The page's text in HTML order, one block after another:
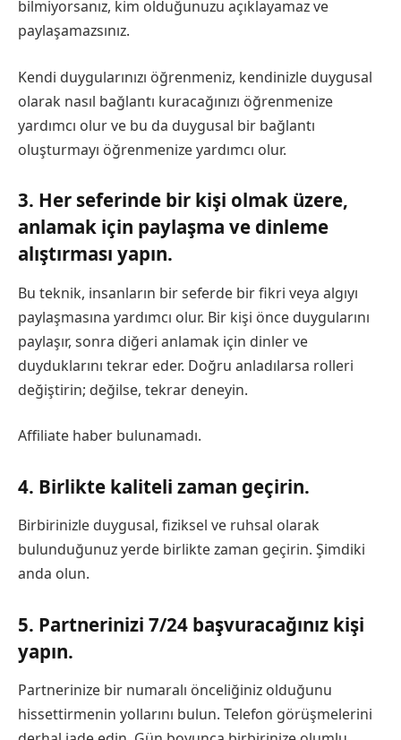
bilmiyorsanız, kim olduğunuzu açıklayamaz ve
paylaşamazsınız.
Kendi duygularınızı öğrenmeniz, kendinizle duygusal
olarak nasıl bağlantı kuracağınızı öğrenmenize
yardımcı olur ve bu da duygusal bir bağlantı
oluşturmayı öğrenmenize yardımcı olur.
3. Her seferinde bir kişi olmak üzere,
anlamak için paylaşma ve dinleme
alıştırması yapın.
Bu teknik, insanların bir seferde bir fikri veya algıyı
paylaşmasına yardımcı olur. Bir kişi önce duygularını
paylaşır, sonra diğeri anlamak için dinler ve
duyduklarını tekrar eder. Doğru anladılarsa rolleri
değiştirin; değilse, tekrar deneyin.
Affiliate haber bulunamadı.
4. Birlikte kaliteli zaman geçirin.
Birbirinizle duygusal, fiziksel ve ruhsal olarak
bulunduğunuz yerde birlikte zaman geçirin. Şimdiki
anda olun.
5. Partnerinizi 7/24 başvuracağınız kişi
yapın.
Partnerinize bir numaralı önceliğiniz olduğunu
hissettirmenin yollarını bulun. Telefon görüşmelerini